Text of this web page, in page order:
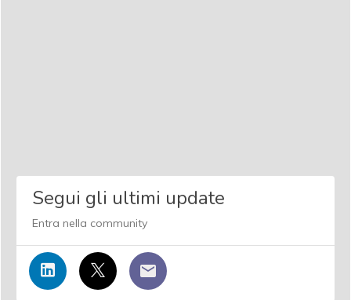
Segui gli ultimi update
Entra nella community